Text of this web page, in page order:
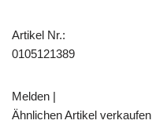
Artikel Nr.:
0105121389
Melden |
Ähnlichen Artikel verkaufen